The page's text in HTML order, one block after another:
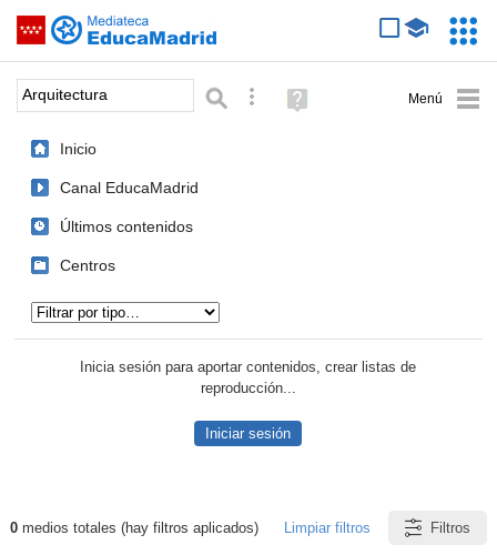
Saltar navegación
Palabra o frase: Búsqueda avanzada
Ayuda
(en
Inicio
Canal EducaMadrid
Últimos contenidos
Centros
Inicia sesión para aportar contenidos, crear listas de
reproducción...
Iniciar sesión
Resultados de: Arquitectura
0medios totales (hay filtros aplicados) Limpiar filtros Filtros